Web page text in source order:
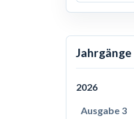
Jahrgänge
2026
Ausgabe 3